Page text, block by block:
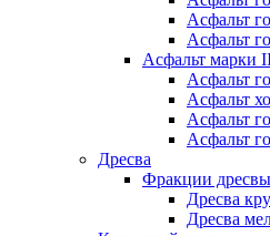
Асфальт
Асфальт
Асфальт марки
Асфальт
Асфальт
Асфальт
Асфальт
Дресва
Фракции дресвы
Дресва
Дресва